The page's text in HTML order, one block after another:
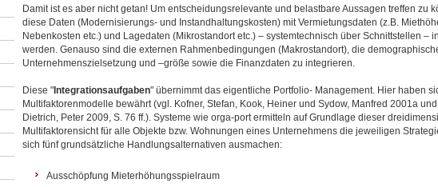
Damit ist es aber nicht getan! Um entscheidungsrelevante und belastbare Aussagen treffen zu
diese Daten (Modernisierungs- und Instandhaltungskosten) mit Vermietungsdaten (z.B.
Nebenkosten etc.) und Lagedaten (Mikrostandort etc.) – systemtechnisch über Schnittstellen –
werden. Genauso sind die externen Rahmenbedingungen (Makrostandort), die
Unternehmenszielsetzung und –größe sowie die Finanzdaten zu integrieren.
Diese "I ntegrationsaufgaben" übernimmt das eigentliche Portfolio- Management. Hier haben
Multifaktorenmodelle bewährt (vgl. Kofner, Stefan, Kook, Heiner und Sydow, Manfred 2001a
Dietrich, Peter 2009, S. 76 ff.). Systeme wie orga-port ermitteln auf Grundlage dieser
Multifaktorensicht für alle Objekte bzw. Wohnungen eines Unternehmens die jeweiligen
sich fünf grundsätzliche Handlungsalternativen ausmachen:
Ausschöpfung Mieterhöhungsspielraum